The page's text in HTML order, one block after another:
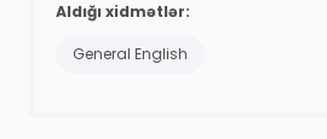
Aldığı xidmətlər:
General English